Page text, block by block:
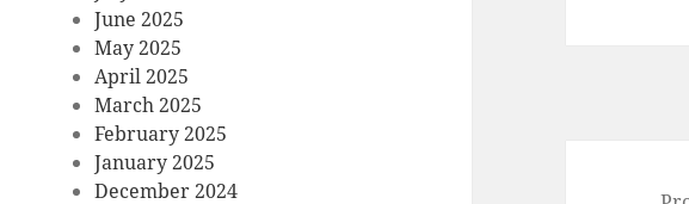
June 2025
May 2025
April 2025
March 2025
February 2025
January 2025
December 2024